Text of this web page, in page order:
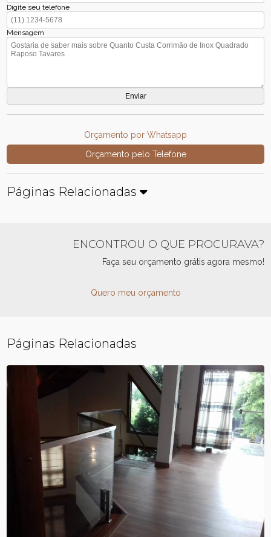
Digite seu telefone
Mensagem
Orçamento por Whatsapp
Orçamento pelo Telefone
Páginas Relacionadas
ENCONTROU O QUE PROCURAVA?
Faça seu orçamento grátis agora mesmo!
Quero meu orçamento
Páginas Relacionadas